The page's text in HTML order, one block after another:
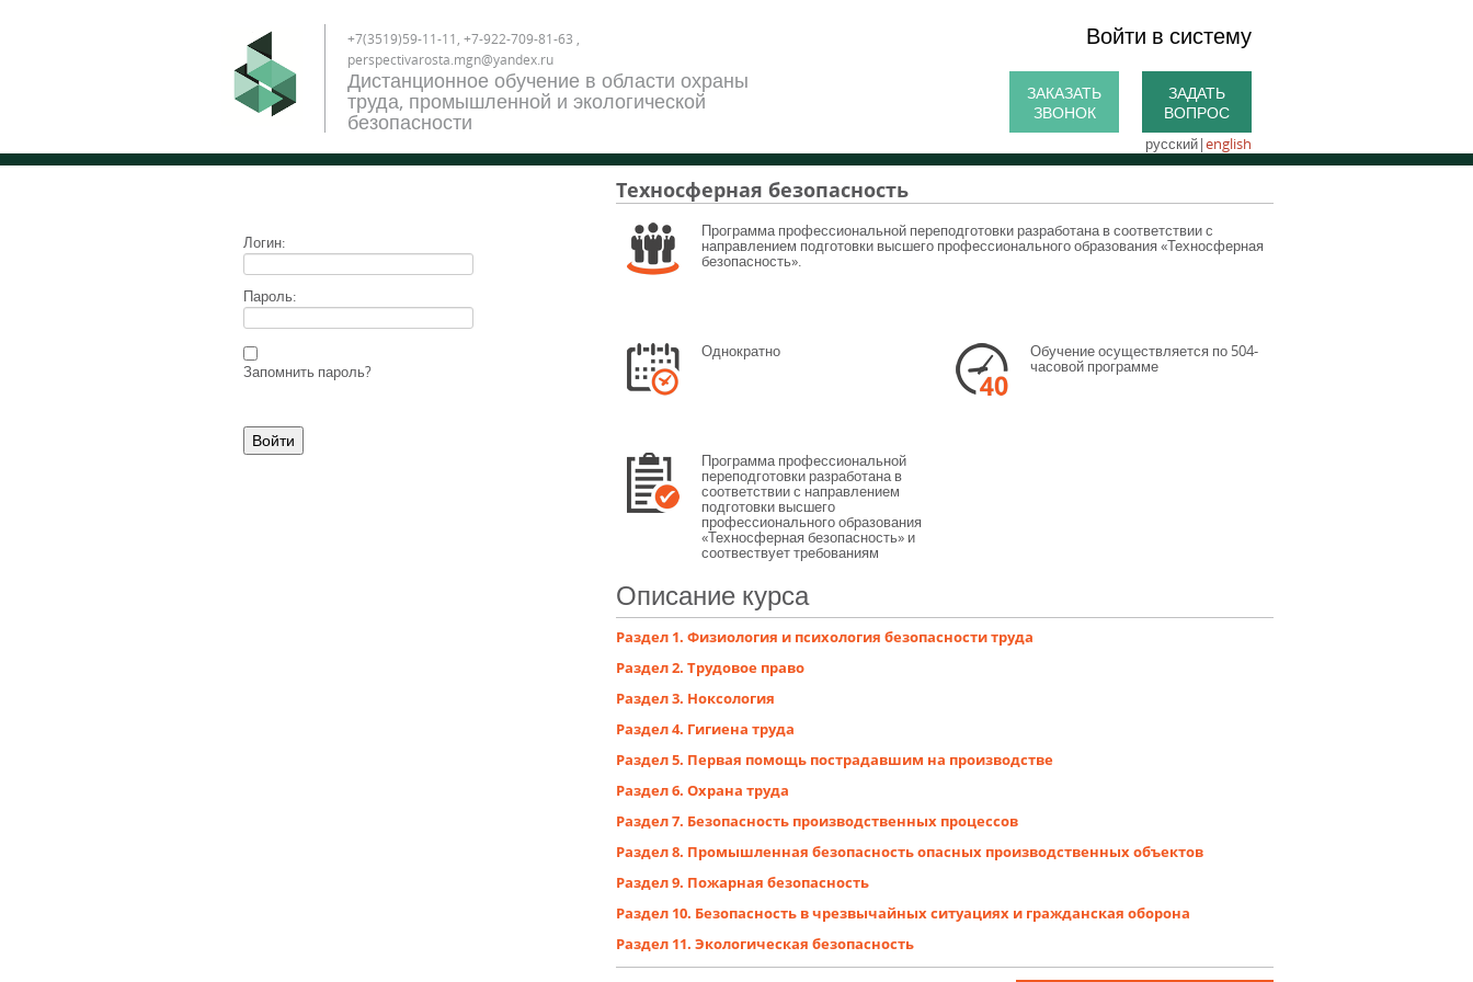
Войти в систему
ЗАКАЗАТЬ
ЗВОНОК
ЗАДАТЬ
ВОПРОС
русский|english
+7(3519)59-11-11, +7-922-709-81-63 ,
perspectivarosta.mgn@yandex.ru
Дистанционное обучение в области охраны
труда, промышленной и экологической
безопасности
Логин:
Пароль:
Запомнить пароль?
Техносферная безопасность
Программа профессиональной переподготовки разработана в соответствии с
направлением подготовки высшего профессионального образования «Техносферная
безопасность».
Однократно Обучение осуществляется по 504-
часовой программе
Программа профессиональной
переподготовки разработана в
соответствии с направлением
подготовки высшего
профессионального образования
«Техносферная безопасность» и
соотвествует требованиям
следующих нормативно-правовых
1. Федеральный закон от 29.12.2012
№ 273-ФЗ «Об образовании в
2. Приказ Минобрнауки России от
федерального государственного
высшего образования - бакалавриат
Техносферная безопасность".
является получение слушателями
организации работ по охране труда
также формирование практических
умений и навыков в сфере
безопасности технологических
процессов и производств.
В результате прохождения
обучения по Программе слушатели
приобретают знания об основах
управления безопасностью труда,
производственной безопасности, об
управлении охраной труда в
Описание курса
Раздел 1. Физиология и психология безопасности труда
Раздел 2. Трудовое право
Раздел 3. Ноксология
Раздел 4. Гигиена труда
Раздел 5. Первая помощь пострадавшим на производстве
Раздел 6. Охрана труда
Раздел 7. Безопасность производственных процессов
Раздел 8. Промышленная безопасность опасных производственных объектов
Раздел 9. Пожарная безопасность
Раздел 10. Безопасность в чрезвычайных ситуациях и гражданская оборона
Раздел 11. Экологическая безопасность